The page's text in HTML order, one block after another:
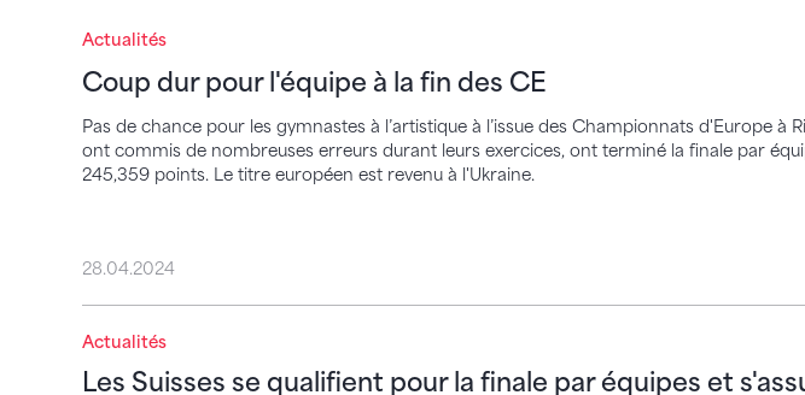
Actualités
Coup dur pour l'équipe à la fin des CE
Pas de chance pour les gymnastes à l’artistique à l’issue des Championnats d'Europe à
ont commis de nombreuses erreurs durant leurs exercices, ont terminé la finale par
245,359 points. Le titre européen est revenu à l'Ukraine.
Coup dur pour l'équipe à la fin des CE
28.04.2024
Actualités
Les Suisses se qualifient pour la finale par équipes et
Les Suisses se qualifient pour la finale par équipes et s'assurent